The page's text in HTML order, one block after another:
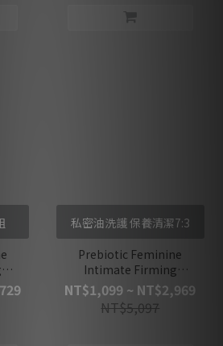
私密油洗護 保養清潔7:3
Prebiotic Feminine
Intimate Firming
Cleansing Oil
NT$1,099 ~ NT$2,969
NT$5,097